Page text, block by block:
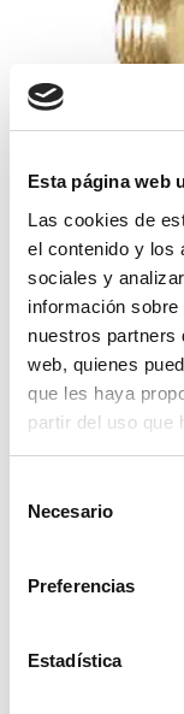
Esta página web
Las cookies de
el contenido y los
sociales y
información
nuestros partners
web, quienes
que les haya
partir del uso que
Necesario
Preferencias
Estadística
racor
7,26€